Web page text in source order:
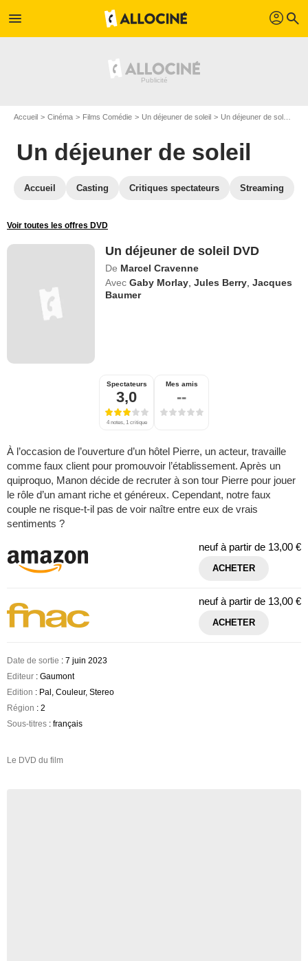
menu profil search
Accueil Cinéma Films Comédie Un déjeuner de soleil Un déjeuner de soleil en DVD
Un déjeuner de soleil
Accueil Casting Critiques spectateurs Streaming
Voir toutes les offres DVD
Un déjeuner de soleil DVD
De Marcel Cravenne
Avec Gaby Morlay ,Jules Berry ,Jacques
Baumer
Spectateurs
3,0
4 notes, 1 critique
Mes amis
--
À l’occasion de l’ouverture d’un hôtel Pierre, un acteur, travaille
comme faux client pour promouvoir l’établissement. Après un
quiproquo, Manon décide de recruter à son tour Pierre pour jouer
le rôle d’un amant riche et généreux. Cependant, notre faux
couple ne risque-t-il pas de voir naître entre eux de vrais
sentiments ?
neuf à partir de 13,00 €
ACHETER
neuf à partir de 13,00 €
ACHETER
Date de sortie : 7 juin 2023
Editeur : Gaumont
Edition : Pal, Couleur, Stereo
Région : 2
Sous-titres : français
Le DVD du film